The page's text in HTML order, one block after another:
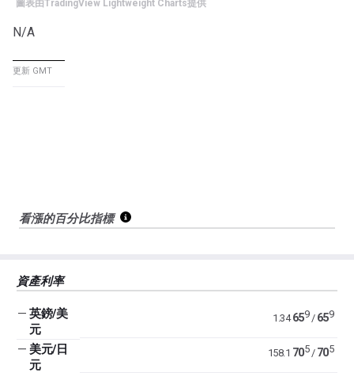
圖表由TradingView Lightweight Charts提供
N/A
更新 GMT
看漲的百分比指標
資產利率
— 英鎊/美
元
1.34 659/ 659
— 美元/日
元
158.1 705/ 705